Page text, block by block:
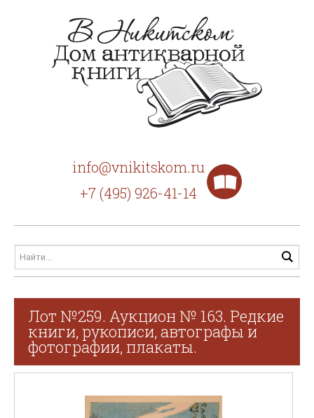
info@vnikitskom.ru
+7 (495) 926-41-14
Лот №259. Аукцион № 163. Редкие
книги, рукописи, автографы и
фотографии, плакаты.